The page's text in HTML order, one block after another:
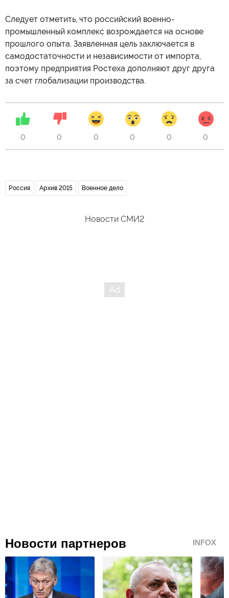
Следует отметить, что российский военно-
промышленный комплекс возрождается на основе
прошлого опыта. Заявленная цель заключается в
самодостаточности и независимости от импорта,
поэтому предприятия Ростеха дополняют друг друга
за счет глобализации производства.
0 0 0 0 0 0
Россия Архив 2015 Военное дело
Новости СМИ2
Новости партнеров INFOX